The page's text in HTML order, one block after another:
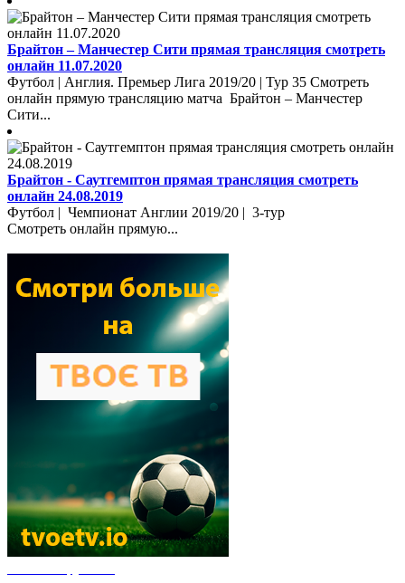
Брайтон – Манчестер Сити прямая трансляция смотреть
онлайн 11.07.2020
Футбол | Англия. Премьер Лига 2019/20 | Тур 35 Смотреть
онлайн прямую трансляцию матча Брайтон – Манчестер
Сити...
Брайтон - Саутгемптон прямая трансляция смотреть
онлайн 24.08.2019
Футбол | Чемпионат Англии 2019/20 | 3-тур
Смотреть онлайн прямую...